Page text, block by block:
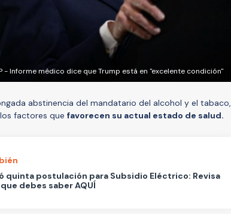
- Informe médico dice que Trump está en "excelente condición"
abstinencia del mandatario del alcohol y el tabaco,
factores que favorecen su actual estado de salud.
quinta postulación para Subsidio Eléctrico: Revisa
debes saber AQUÍ